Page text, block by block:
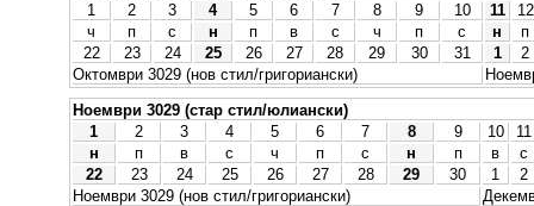
1
2 3 4 5 6 7 8 9 10 11
12
ч
п с н п в с ч п с н
п
22
23 24 25 26 27 28 29 30 31 1
2
Октомври 3029 (нов стил/григориански)
Ноември 3029 (стар стил/юлиански)
1
2 3 4 5 6 7 8 9 10
11
н
п в с ч п с н п в
с
22
23 24 25 26 27 28 29 30 1
2
Ноември 3029 (нов стил/григориански)